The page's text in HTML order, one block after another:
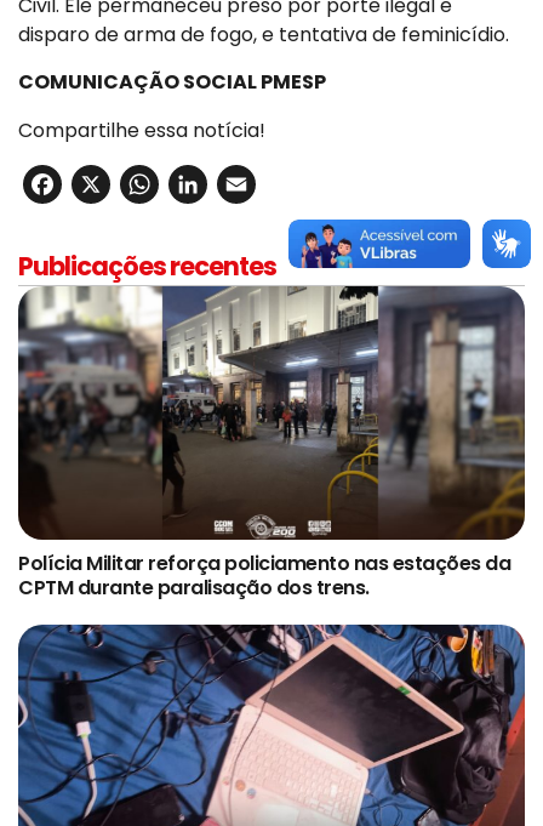
Civil. Ele permaneceu preso por porte ilegal e
disparo de arma de fogo, e tentativa de feminicídio.
COMUNICAÇÃO SOCIAL PMESP
Compartilhe essa notícia!
Facebook
X WhatsApp
LinkedIn
Publicações recentes
Polícia Militar reforça policiamento nas estações da
CPTM durante paralisação dos trens.